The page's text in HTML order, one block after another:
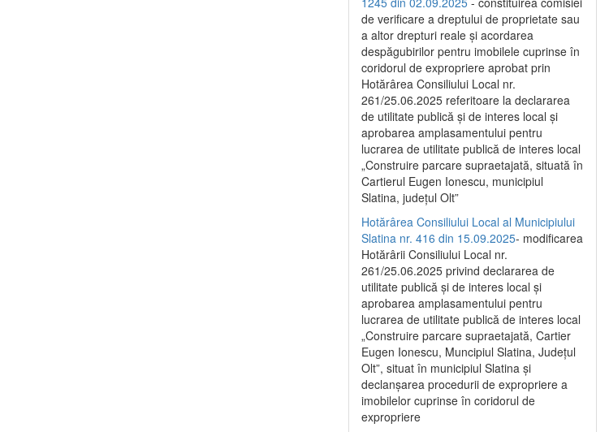
de verificare a dreptului de proprietate sau
a altor drepturi reale și acordarea
despăgubirilor pentru imobilele cuprinse în
coridorul de expropriere aprobat prin
Hotărârea Consiliului Local nr.
261/25.06.2025 referitoare la declararea
de utilitate publică și de interes local și
aprobarea amplasamentului pentru
lucrarea de utilitate publică de interes local
„Construire parcare supraetajată, situată în
Cartierul Eugen Ionescu, municipiul
Slatina, județul Olt”
Hotărârea Consiliului Local al Municipiului
Slatina nr. 416 din 15.09.2025- modificarea
Hotărârii Consiliului Local nr.
261/25.06.2025 privind declararea de
utilitate publică și de interes local și
aprobarea amplasamentului pentru
lucrarea de utilitate publică de interes local
„Construire parcare supraetajată, Cartier
Eugen Ionescu, Muncipiul Slatina, Județul
Olt”, situat în municipiul Slatina și
declanșarea procedurii de expropriere a
imobilelor cuprinse în coridorul de
expropriere